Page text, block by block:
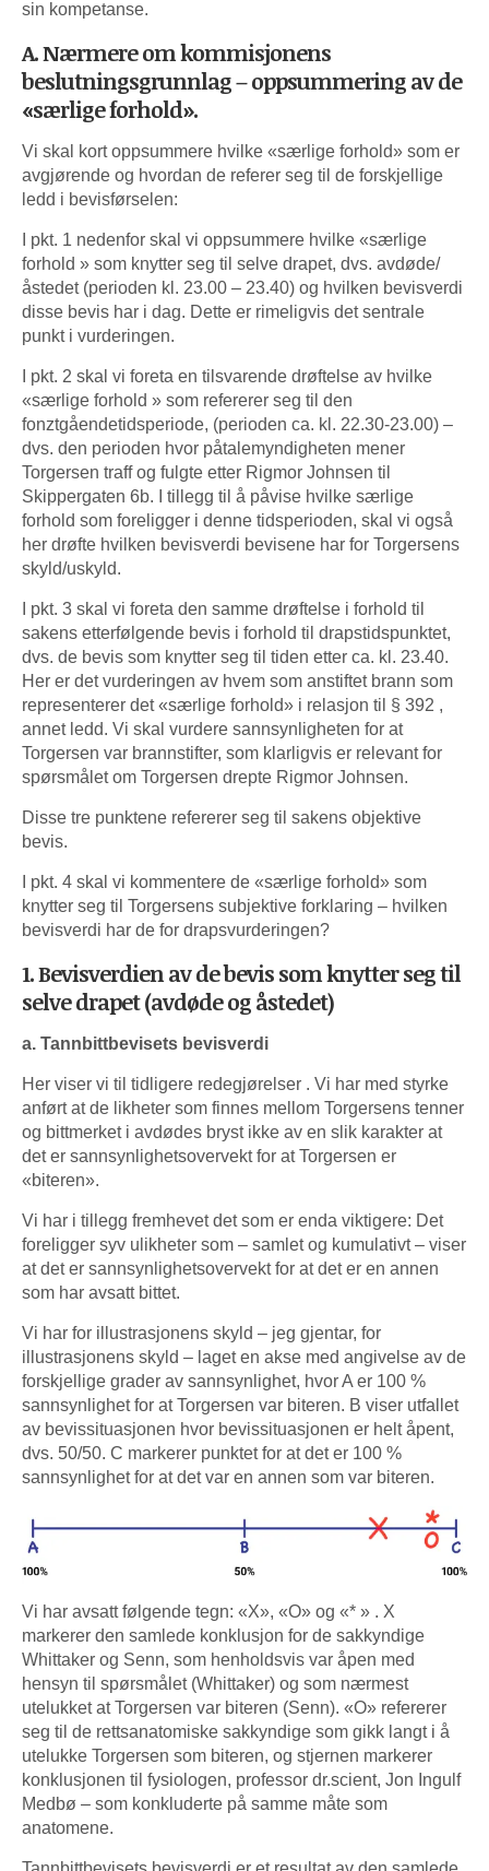
sin kompetanse.
A. Nærmere om kommisjonens
beslutningsgrunnlag – oppsummering av de
«særlige forhold».
Vi skal kort oppsummere hvilke «særlige forhold» som er
avgjørende og hvordan de referer seg til de forskjellige
ledd i bevisførselen:
I pkt. 1 nedenfor skal vi oppsummere hvilke «særlige
forhold » som knytter seg til selve drapet, dvs. avdøde/
åstedet (perioden kl. 23.00 – 23.40) og hvilken bevisverdi
disse bevis har i dag. Dette er rimeligvis det sentrale
punkt i vurderingen.
I pkt. 2 skal vi foreta en tilsvarende drøftelse av hvilke
«særlige forhold » som refererer seg til den
fonztgåendetidsperiode, (perioden ca. kl. 22.30-23.00) –
dvs. den perioden hvor påtalemyndigheten mener
Torgersen traff og fulgte etter Rigmor Johnsen til
Skippergaten 6b. I tillegg til å påvise hvilke særlige
forhold som foreligger i denne tidsperioden, skal vi også
her drøfte hvilken bevisverdi bevisene har for Torgersens
skyld/uskyld.
I pkt. 3 skal vi foreta den samme drøftelse i forhold til
sakens etterfølgende bevis i forhold til drapstidspunktet,
dvs. de bevis som knytter seg til tiden etter ca. kl. 23.40.
Her er det vurderingen av hvem som anstiftet brann som
representerer det «særlige forhold» i relasjon til § 392 ,
annet ledd. Vi skal vurdere sannsynligheten for at
Torgersen var brannstifter, som klarligvis er relevant for
spørsmålet om Torgersen drepte Rigmor Johnsen.
Disse tre punktene refererer seg til sakens objektive
bevis.
I pkt. 4 skal vi kommentere de «særlige forhold» som
knytter seg til Torgersens subjektive forklaring – hvilken
bevisverdi har de for drapsvurderingen?
1. Bevisverdien av de bevis som knytter seg til
selve drapet (avdøde og åstedet)
a. Tannbittbevisets bevisverdi
Her viser vi til tidligere redegjørelser . Vi har med styrke
anført at de likheter som finnes mellom Torgersens tenner
og bittmerket i avdødes bryst ikke av en slik karakter at
det er sannsynlighetsovervekt for at Torgersen er
«biteren».
Vi har i tillegg fremhevet det som er enda viktigere: Det
foreligger syv ulikheter som – samlet og kumulativt – viser
at det er sannsynlighetsovervekt for at det er en annen
som har avsatt bittet.
Vi har for illustrasjonens skyld – jeg gjentar, for
illustrasjonens skyld – laget en akse med angivelse av de
forskjellige grader av sannsynlighet, hvor A er 100 %
sannsynlighet for at Torgersen var biteren. B viser utfallet
av bevissituasjonen hvor bevissituasjonen er helt åpent,
dvs. 50/50. C markerer punktet for at det er 100 %
sannsynlighet for at det var en annen som var biteren.
Vi har avsatt følgende tegn: «X», «O» og «* » . X
markerer den samlede konklusjon for de sakkyndige
Whittaker og Senn, som henholdsvis var åpen med
hensyn til spørsmålet (Whittaker) og som nærmest
utelukket at Torgersen var biteren (Senn). «O» refererer
seg til de rettsanatomiske sakkyndige som gikk langt i å
utelukke Torgersen som biteren, og stjernen markerer
konklusjonen til fysiologen, professor dr.scient, Jon Ingulf
Medbø – som konkluderte på samme måte som
anatomene.